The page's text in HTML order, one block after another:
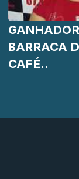
BARRACA DO DAVI,
CAFÉ..